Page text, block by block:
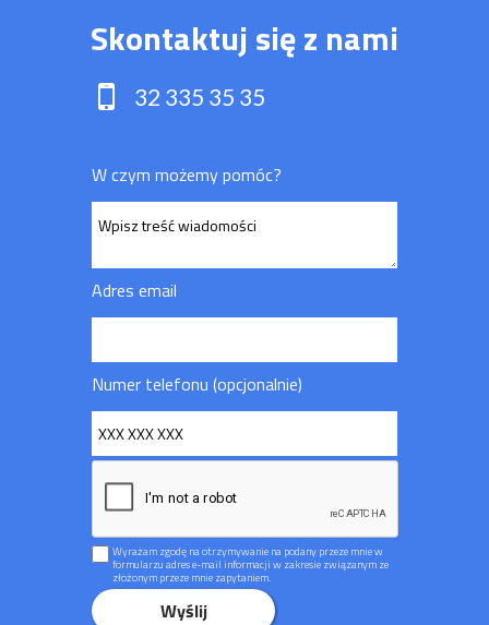
Skontaktuj się z nami
32 335 35 35
W czym możemy pomóc?
Adres email
Numer telefonu (opcjonalnie)
Wyrażam zgodę na otrzymywanie na podany przeze mnie w
formularzu adres e-mail informacji w zakresie związanym ze
złożonym przeze mnie zapytaniem.
Wyślij